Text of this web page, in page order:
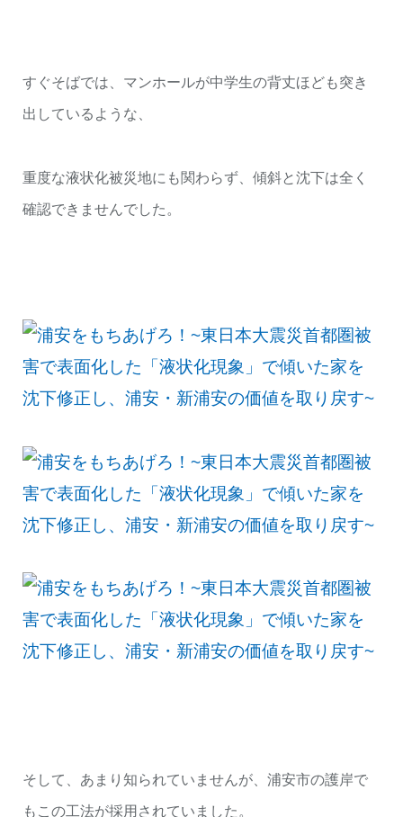
すぐそばでは、マンホールが中学生の背丈ほども突き
出しているような、
重度な液状化被災地にも関わらず、傾斜と沈下は全く
確認できませんでした。
そして、あまり知られていませんが、浦安市の護岸で
もこの工法が採用されていました。